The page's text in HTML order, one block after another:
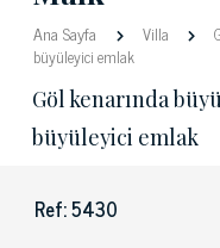
Ana Sayfa Villa
büyüleyici emlak
Göl kenarında
büyüleyici emlak
Ref: 5430